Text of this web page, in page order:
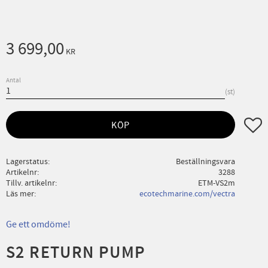
3 699,00 KR
Antal
st
KÖP Lägg
Lagerstatus
Beställningsvara
Artikelnr
3288
Tillv. artikelnr
ETM-VS2m
Läs mer
ecotechmarine.com/vectra
Ge ett omdöme!
S2 RETURN PUMP